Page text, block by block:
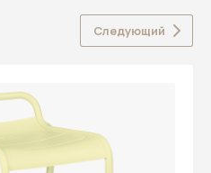
Следующий